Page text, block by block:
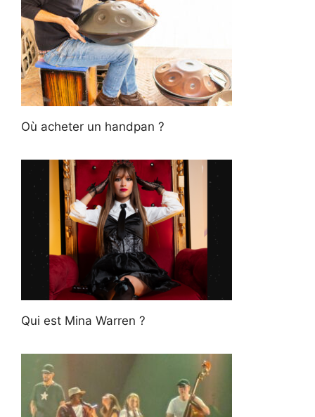
Où acheter un handpan ?
Qui est Mina Warren ?